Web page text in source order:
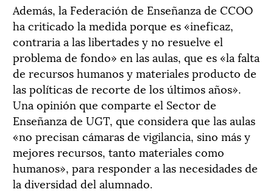
Además, la Federación de Enseñanza de CCOO
ha criticado la medida porque es «ineficaz,
contraria a las libertades y no resuelve el
problema de fondo» en las aulas, que es «la falta
de recursos humanos y materiales producto de
las políticas de recorte de los últimos años».
Una opinión que comparte el Sector de
Enseñanza de UGT, que considera que las aulas
«no precisan cámaras de vigilancia, sino más y
mejores recursos, tanto materiales como
humanos», para responder a las necesidades de
la diversidad del alumnado.